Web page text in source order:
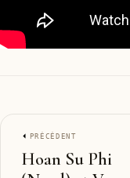
PRÉCÉDENT
Hoan Su Phi